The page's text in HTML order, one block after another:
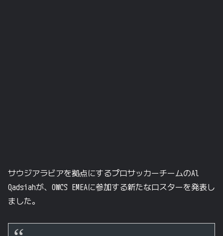
サウジアラビアを拠点にするプロサッカーチームのAl
Qadsiahが、OWCS EMEAに参加する新たなロスターを発表し
ました。